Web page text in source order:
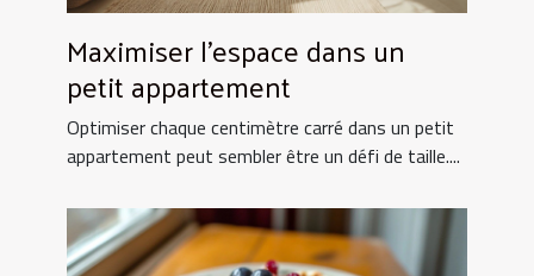
Maximiser l'espace dans un
petit appartement
Optimiser chaque centimètre carré dans un petit
appartement peut sembler être un défi de taille....